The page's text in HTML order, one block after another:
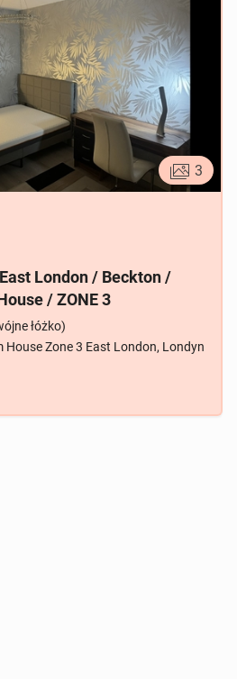
3
London / Beckton /
/ ZONE 3
łóżko)
Zone 3 East London, Londyn